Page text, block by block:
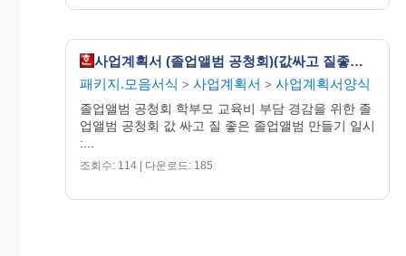
사업계획서 (졸업앨범 공청회)(값싸고 질좋은 졸업앨범 만들기)
패키지.모음서식 > 사업계획서 > 사업계획서양식
졸업앨범 공청회 학부모 교육비 부담 경감을 위한 졸
업앨범 공청회 값 싸고 질 좋은 졸업앨범 만들기 일시
:...
조회수: 114 | 다운로드: 185